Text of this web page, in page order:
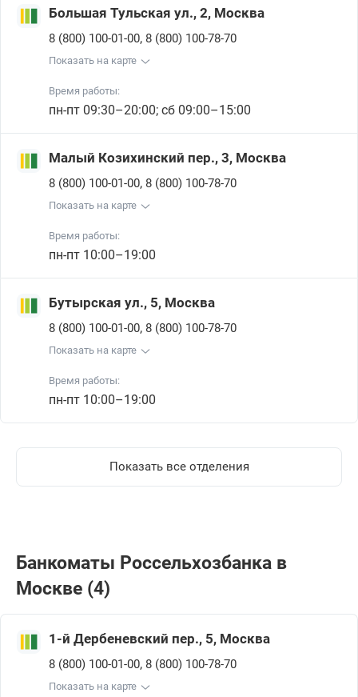
Большая Тульская ул., 2, Москва
8 (800) 100-01-00, 8 (800) 100-78-70
Показать на карте
Время работы:
пн-пт 09:30–20:00; сб 09:00–15:00
Малый Козихинский пер., 3, Москва
8 (800) 100-01-00, 8 (800) 100-78-70
Показать на карте
Время работы:
пн-пт 10:00–19:00
Бутырская ул., 5, Москва
8 (800) 100-01-00, 8 (800) 100-78-70
Показать на карте
Время работы:
пн-пт 10:00–19:00
Показать все отделения
Банкоматы Россельхозбанкa в
Москве (4)
1-й Дербеневский пер., 5, Москва
8 (800) 100-01-00, 8 (800) 100-78-70
Показать на карте